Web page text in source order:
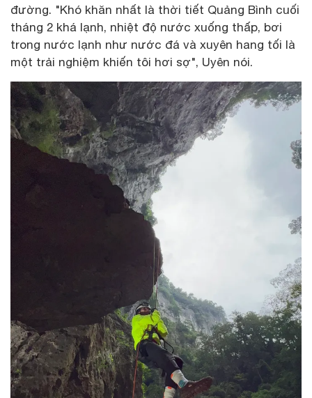
đường. "Khó khăn nhất là thời tiết Quảng Bình cuối
tháng 2 khá lạnh, nhiệt độ nước xuống thấp, bơi
trong nước lạnh như nước đá và xuyên hang tối là
một trải nghiệm khiến tôi hơi sợ", Uyên nói.